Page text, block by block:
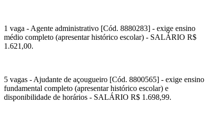
1 vaga - Agente administrativo [Cód. 8880283] - exige ensino
médio completo (apresentar histórico escolar) - SALÁRIO R$
1.621,00.
5 vagas - Ajudante de açougueiro [Cód. 8800565] - exige ensino
fundamental completo (apresentar histórico escolar) e
disponibilidade de horários - SALÁRIO R$ 1.698,99.